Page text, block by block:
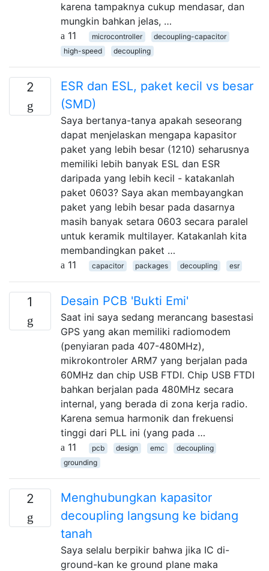
karena tampaknya cukup mendasar, dan
mungkin bahkan jelas, …
11
microcontroller
decoupling-capacitor
high-speed
decoupling
2
ESR dan ESL, paket kecil vs besar
(SMD)
Saya bertanya-tanya apakah seseorang
dapat menjelaskan mengapa kapasitor
paket yang lebih besar (1210) seharusnya
memiliki lebih banyak ESL dan ESR
daripada yang lebih kecil - katakanlah
paket 0603? Saya akan membayangkan
paket yang lebih besar pada dasarnya
masih banyak setara 0603 secara paralel
untuk keramik multilayer. Katakanlah kita
membandingkan paket …
11
capacitor packages decoupling esr
1 Desain PCB 'Bukti Emi'
Saat ini saya sedang merancang basestasi
GPS yang akan memiliki radiomodem
(penyiaran pada 407-480MHz),
mikrokontroler ARM7 yang berjalan pada
60MHz dan chip USB FTDI. Chip USB FTDI
bahkan berjalan pada 480MHz secara
internal, yang berada di zona kerja radio.
Karena semua harmonik dan frekuensi
tinggi dari PLL ini (yang pada …
11
pcb design emc
decoupling
grounding
2
Menghubungkan kapasitor
decoupling langsung ke bidang
tanah
Saya selalu berpikir bahwa jika IC di-
ground-kan ke ground plane maka